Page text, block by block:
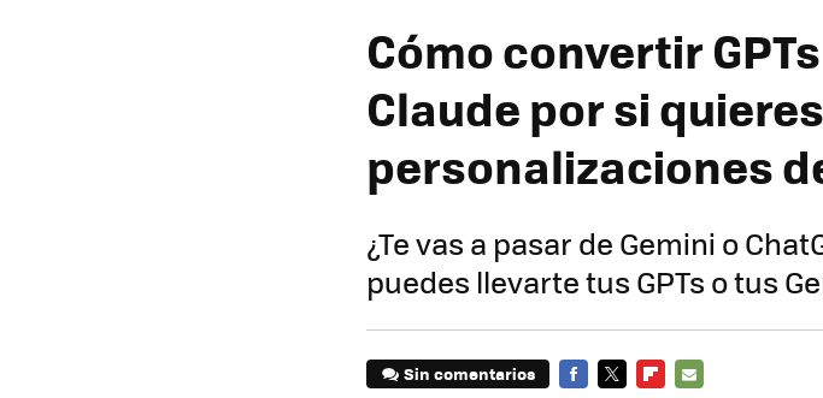
Cómo convertir
Claude por si
personalizaciones
¿Te vas a pasar de Gemini o
puedes llevarte tus GPTs o tus
Sin comentarios